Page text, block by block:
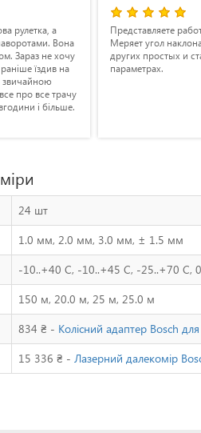
рулетка, а
Вона
Зараз не хочу
раніше їздив на
звичайною
про все трачу
і більше.
Представляете
Меряет угол
других простых и
параметрах.
24 шт
1.0 мм, 2.0 мм, 3.0 мм, ± 1.5 мм
-10..+40 С, -10..+45 С, -25..+70 С,
150 м, 20.0 м, 25 м, 25.0 м
834 ₴ - Колісний адаптер Bosch
15 336 ₴ - Лазерний далекомір